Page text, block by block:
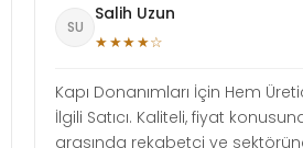
SU
Salih Uzun
★★★★☆
Kapı Donanımları İçin Hem
İlgili Satıcı. Kaliteli, fiyat
arasında rekabetçi ve